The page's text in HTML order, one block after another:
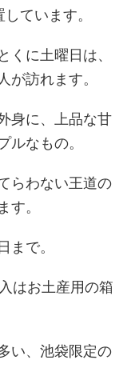
ています。
くに土曜日は、
が訪れます。
身に、上品な甘
ルなもの。
らわない王道の
す。
まで。
はお土産用の箱
い、池袋限定の